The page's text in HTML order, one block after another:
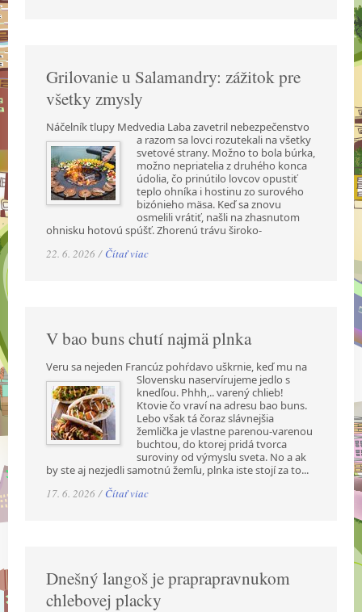
Grilovanie u Salamandry: zážitok pre
všetky zmysly
Náčelník tlupy Medvedia Laba zavetril nebezpečenstvo
a razom sa lovci rozutekali na všetky
svetové strany. Možno to bola búrka,
možno nepriatelia z druhého konca
údolia, čo prinútilo lovcov opustiť
teplo ohníka i hostinu zo surového
bizónieho mäsa. Keď sa znovu
osmelili vrátiť, našli na zhasnutom
ohnisku hotovú spúšť. Zhorenú trávu široko-
22. 6. 2026 / Čítať viac
V bao buns chutí najmä plnka
Veru sa nejeden Francúz pohŕdavo uškrnie, keď mu na
Slovensku naservírujeme jedlo s
knedľou. Phhh,.. varený chlieb!
Ktovie čo vraví na adresu bao buns.
Lebo však tá čoraz slávnejšia
žemlička je vlastne parenou-varenou
buchtou, do ktorej pridá tvorca
suroviny od výmyslu sveta. No a ak
by ste aj nezjedli samotnú žemľu, plnka iste stojí za to...
17. 6. 2026 / Čítať viac
Dnešný langoš je praprapravnukom
chlebovej placky